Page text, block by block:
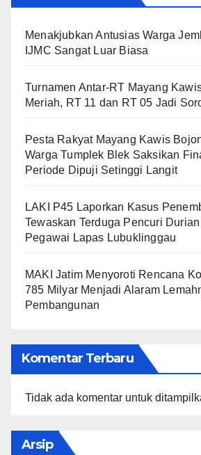
Menakjubkan Antusias Warga
IJMC Sangat Luar Biasa
Turnamen Antar-RT Mayang
Meriah, RT 11 dan RT 05 Jadi
​Pesta Rakyat Mayang Kawis
Warga Tumplek Blek Saksikan
Periode Dipuji Setinggi Langit
LAKI P45 Laporkan Kasus
Tewaskan Terduga Pencuri
Pegawai Lapas Lubuklinggau
MAKI Jatim Menyoroti Rencana
785 Milyar Menjadi Alaram
Pembangunan
Komentar Terbaru
Tidak ada komentar untuk
Arsip